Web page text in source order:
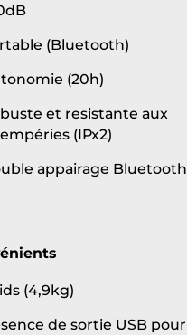
(Bluetooth)
(20h)
et resistante aux
(IPx2)
appairage Bluetooth
(4,9kg)
de sortie USB pour